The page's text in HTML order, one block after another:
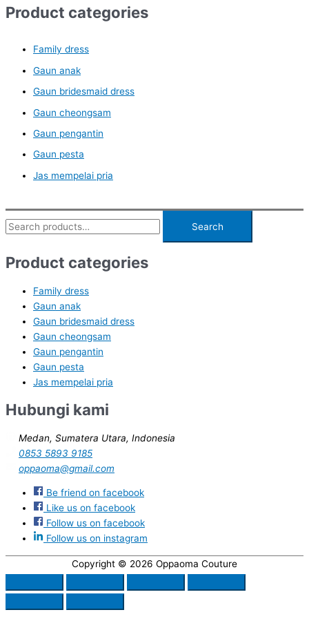
Product categories
Family dress
Gaun anak
Gaun bridesmaid dress
Gaun cheongsam
Gaun pengantin
Gaun pesta
Jas mempelai pria
Search
for:
Search
Product categories
Family dress
Gaun anak
Gaun bridesmaid dress
Gaun cheongsam
Gaun pengantin
Gaun pesta
Jas mempelai pria
Hubungi kami
Medan, Sumatera Utara, Indonesia
0853 5893 9185
oppaoma@gmail.com
Be friend on facebook
Like us on facebook
Follow us on facebook
Follow us on instagram
Copyright © 2026 Oppaoma Couture